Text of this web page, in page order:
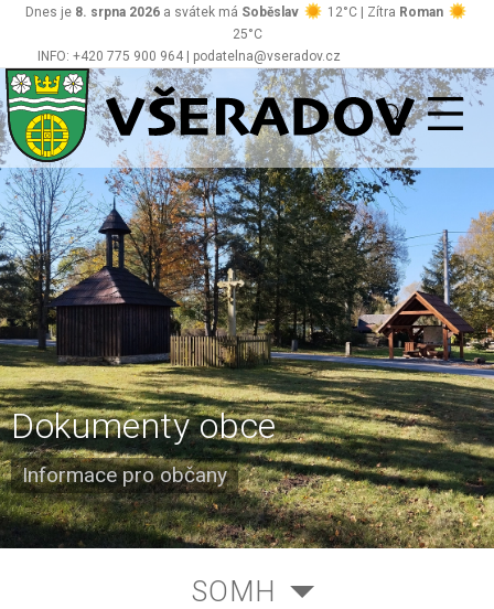
INFO: +420 775 900 964 | podatelna@vseradov.cz
Dnes je 8. srpna 2026 a svátek má Soběslav 12°C | Zítra Roman
25°C
Všeradov
Dokumenty obce
Informace pro občany
SOMH